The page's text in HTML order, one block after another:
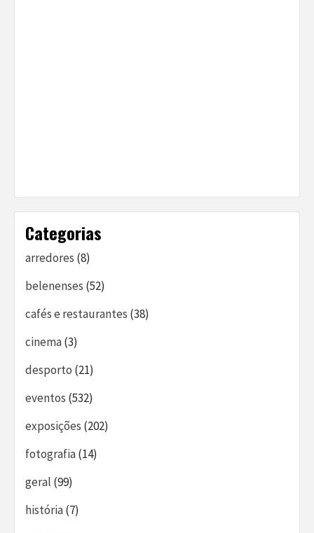
Categorias
arredores (8)
belenenses (52)
cafés e restaurantes (38)
cinema(3)
desporto (21)
eventos (532)
exposições (202)
fotografia(14)
geral (99)
história(7)